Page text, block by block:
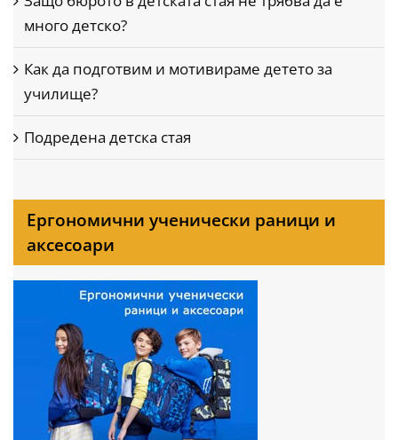
много детско?
Как да подготвим и мотивираме детето за
училище?
Подредена детска стая
Ергономични ученически раници и
аксесоари